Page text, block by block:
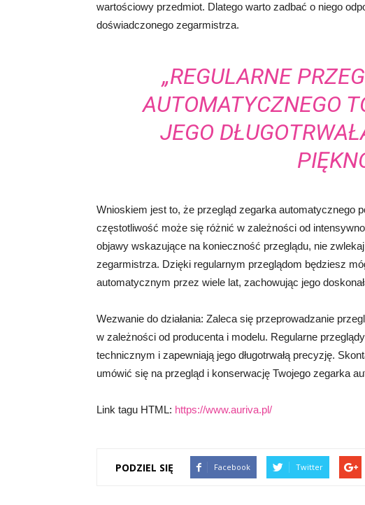
wartościowy przedmiot. Dlatego warto zadbać o niego
doświadczonego zegarmistrza.
„REGULARNE
AUTOMATYCZNEGO
JEGO
Wnioskiem jest to, że przegląd zegarka automatycznego
częstotliwość może się różnić w zależności od
objawy wskazujące na konieczność przeglądu, nie
zegarmistrza. Dzięki regularnym przeglądom będziesz
automatycznym przez wiele lat, zachowując jego
Wezwanie do działania: Zaleca się przeprowadzanie
w zależności od producenta i modelu. Regularne
technicznym i zapewniają jego długotrwałą precyzję.
umówić się na przegląd i konserwację Twojego zegarka
Link tagu HTML: https://www.auriva.pl/
PODZIEL SIĘ Facebook Twitter